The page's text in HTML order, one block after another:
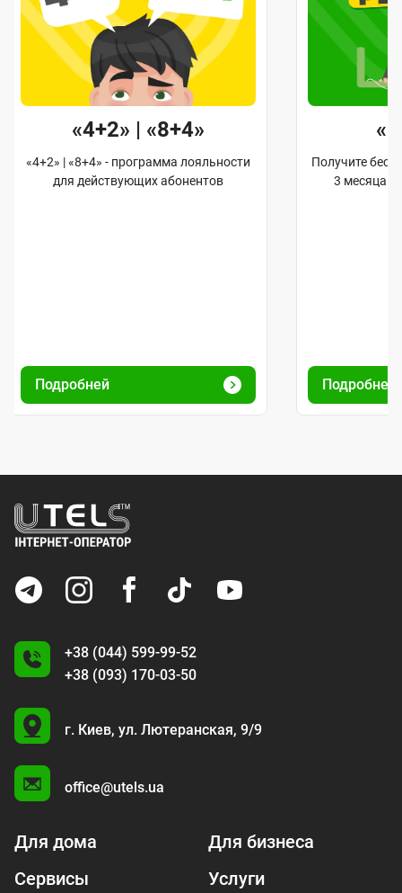
«4+2» | «8+4»
«4+2» | «8+4» - программа лояльности
для действующих абонентов
Подробней
Получите
3 месяца
Подробней
+38 (044) 599-99-52
+38 (093) 170-03-50
U
г. Киев, ул. Лютеранская, 9/9
office@utels.ua
Для дома
Для бизнеса
Сервисы
Услуги